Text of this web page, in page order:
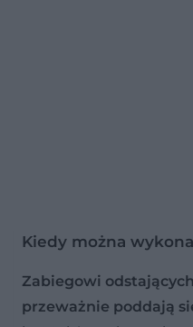
Kiedy można
Zabiegowi
przeważnie poddają